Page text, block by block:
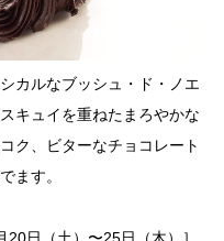
カルなブッシュ・ド・ノエ
キュイを重ねたまろやかな
ク、ビターなチョコレート
ます。
日（土）〜25日（木）］